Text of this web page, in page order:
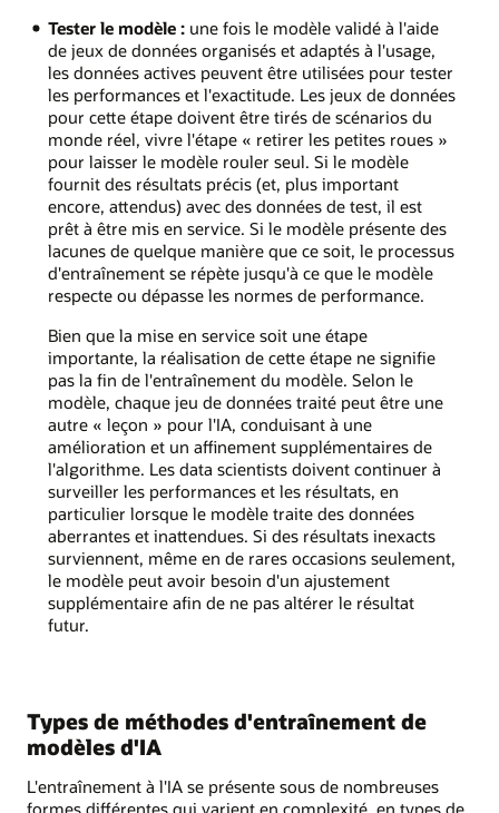
Tester le modèle :une fois le modèle validé à l'aide
de jeux de données organisés et adaptés à l'usage,
les données actives peuvent être utilisées pour tester
les performances et l'exactitude. Les jeux de données
pour cette étape doivent être tirés de scénarios du
monde réel, vivre l'étape « retirer les petites roues »
pour laisser le modèle rouler seul. Si le modèle
fournit des résultats précis (et, plus important
encore, attendus) avec des données de test, il est
prêt à être mis en service. Si le modèle présente des
lacunes de quelque manière que ce soit, le processus
d'entraînement se répète jusqu'à ce que le modèle
respecte ou dépasse les normes de performance.
Bien que la mise en service soit une étape
importante, la réalisation de cette étape ne signifie
pas la fin de l'entraînement du modèle. Selon le
modèle, chaque jeu de données traité peut être une
autre « leçon » pour l'IA, conduisant à une
amélioration et un affinement supplémentaires de
l'algorithme. Les data scientists doivent continuer à
surveiller les performances et les résultats, en
particulier lorsque le modèle traite des données
aberrantes et inattendues. Si des résultats inexacts
surviennent, même en de rares occasions seulement,
le modèle peut avoir besoin d'un ajustement
supplémentaire afin de ne pas altérer le résultat
futur.
Types de méthodes d'entraînement de
modèles d'IA
L'entraînement à l'IA se présente sous de nombreuses
formes différentes qui varient en complexité, en types de